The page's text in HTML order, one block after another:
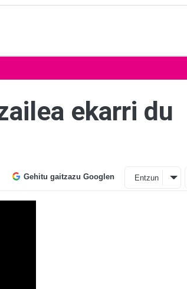
ekarri du
Gehitu gaitzazu Googlen Entzun